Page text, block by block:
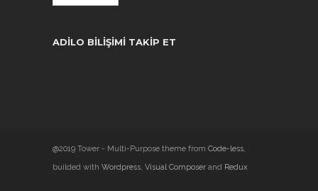
ADILO BILIŞIMI TAKIP ET
@2019 Tower - Multi-Purpose theme from Code-less
builded with Wordpress Visual Composer and Redux